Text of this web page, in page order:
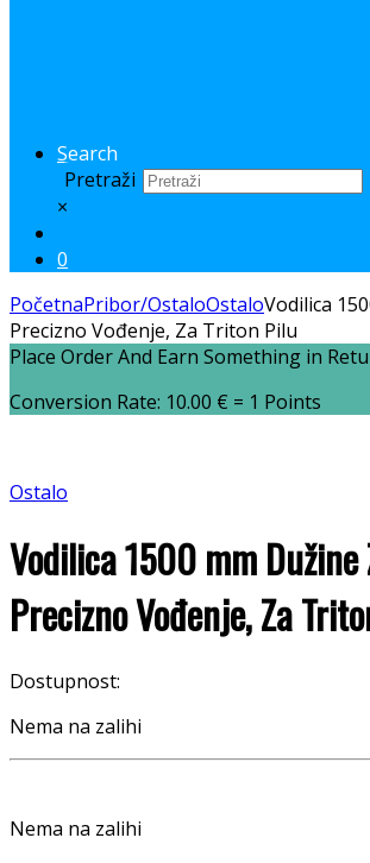
Search
Pretraži
×
0
PočetnaPribor/OstaloOstaloVodilica
Precizno Vođenje, Za Triton Pilu
Place Order And Earn Something in
Conversion Rate: 10.00 € = 1 Points
Ostalo
Vodilica 1500 mm Dužine
Precizno Vođenje, Za
Dostupnost:
Nema na zalihi
Nema na zalihi